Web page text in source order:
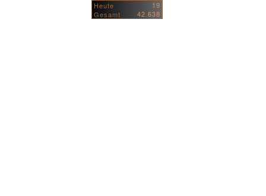
Heute
19
Gesamt
42.638